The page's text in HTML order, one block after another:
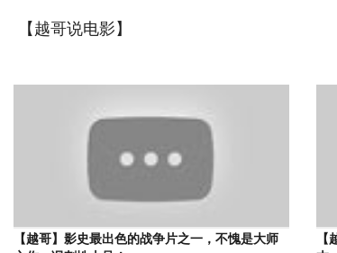
【越哥说电影】
【越哥】影史最出色的战争片之一，不愧是大师